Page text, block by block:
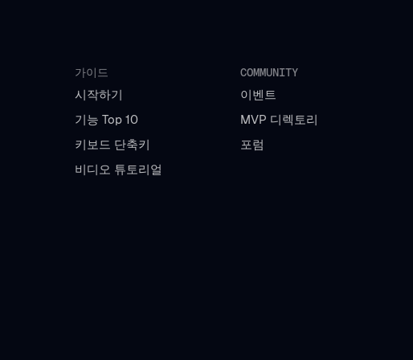
가이드
시작하기
기능 Top 10
키보드 단축키
비디오 튜토리얼
COMMUNITY
이벤트
MVP 디렉토리
포럼